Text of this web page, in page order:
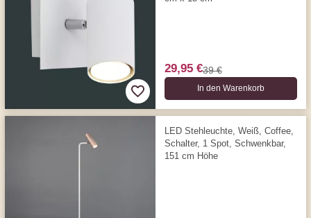
29,95 €39 €
In den Warenkorb
LED Stehleuchte, Weiß, Coffee,
Schalter, 1 Spot, Schwenkbar,
151 cm Höhe